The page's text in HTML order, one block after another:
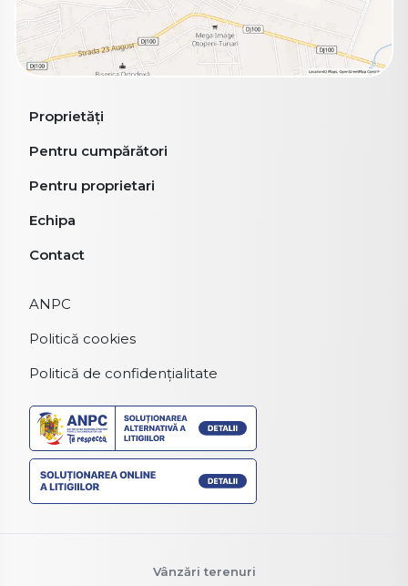
Proprietăți
Pentru cumpărători
Pentru proprietari
Echipa
Contact
ANPC
Politică cookies
Politică de confidențialitate
Vânzări terenuri